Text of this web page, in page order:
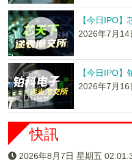
【今日IPO
2026年7月
【今日IPO
2026年7月
快訊
2026年8月7日 星期五